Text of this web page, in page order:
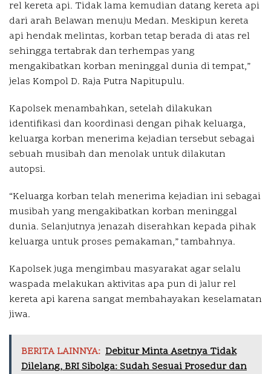
rel kereta api. Tidak lama kemudian datang kereta api
dari arah Belawan menuju Medan. Meskipun kereta
api hendak melintas, korban tetap berada di atas rel
sehingga tertabrak dan terhempas yang
mengakibatkan korban meninggal dunia di tempat,”
jelas Kompol D. Raja Putra Napitupulu.
Kapolsek menambahkan, setelah dilakukan
identifikasi dan koordinasi dengan pihak keluarga,
keluarga korban menerima kejadian tersebut sebagai
sebuah musibah dan menolak untuk dilakutan
autopsi.
“Keluarga korban telah menerima kejadian ini sebagai
musibah yang mengakibatkan korban meninggal
dunia. Selanjutnya jenazah diserahkan kepada pihak
keluarga untuk proses pemakaman,” tambahnya.
Kapolsek juga mengimbau masyarakat agar selalu
waspada melakukan aktivitas apa pun di jalur rel
kereta api karena sangat membahayakan keselamatan
jiwa.
BERITA LAINNYA: Debitur Minta Asetnya Tidak
Dilelang, BRI Sibolga: Sudah Sesuai Prosedur dan